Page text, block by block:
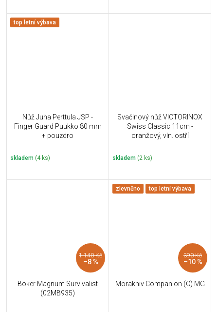
top letní výbava
Nůž Juha Perttula JSP -
Finger Guard Puukko 80 mm
+ pouzdro
skladem (4 ks)
Svačinový nůž VICTORINOX
Swiss Classic 11cm -
oranžový, vln. ostří
skladem (2 ks)
1 140 Kč
–8 %
Böker Magnum Survivalist
(02MB935)
zlevněno top letní výbava
390 Kč
–10 %
Morakniv Companion (C) MG